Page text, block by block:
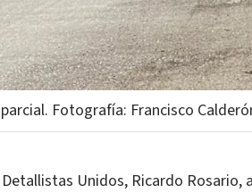
Fotografía: Francisco
Unidos, Ricardo Rosario,